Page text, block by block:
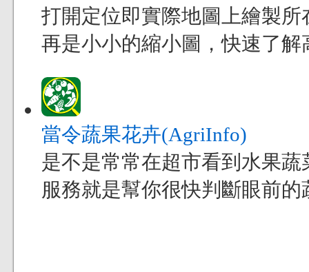
打開定位即實際地圖上繪製
再是小小的縮小圖，快速了
當令蔬果花卉(AgriInfo)
是不是常常在超市看到水果
服務就是幫你很快判斷眼前